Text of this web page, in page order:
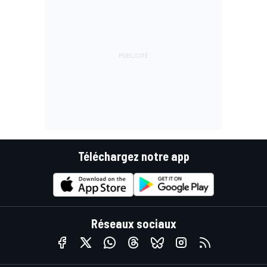
Téléchargez notre app
Réseaux sociaux